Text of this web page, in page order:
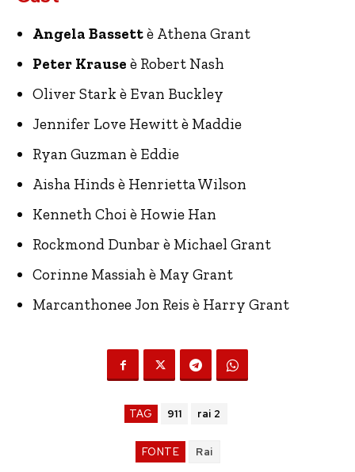
Angela Bassettè Athena Grant
Peter Krause è Robert Nash
Oliver Stark è Evan Buckley
Jennifer Love Hewitt è Maddie
Ryan Guzman è Eddie
Aisha Hinds è Henrietta Wilson
Kenneth Choi è Howie Han
Rockmond Dunbar è Michael Grant
Corinne Massiah è May Grant
Marcanthonee Jon Reis è Harry Grant
TAG 911 rai 2
FONTE Rai